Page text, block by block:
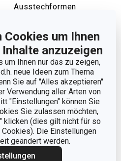
um Ihnen
anzuzeigen
um Ihnen nur das zu zeigen,
neue Ideen zum Thema
Sie auf "Alles akzeptieren"
Verwendung aller Arten von
"Einstellungen" können Sie
Sie zulassen möchten,
klicken (dies gilt nicht für so
Die Einstellungen
geändert werden.
Ausstechformen
8,90 €
Auf Lager
Warenkorb